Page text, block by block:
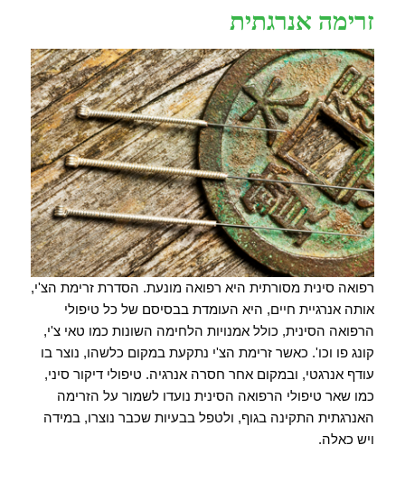
זרימה אנרגתית
רפואה סינית מסורתית היא רפואה מונעת. הסדרת זרימת הצ'י,
אותה אנרגיית חיים, היא העומדת בבסיסם של כל טיפולי
הרפואה הסינית, כולל אמנויות הלחימה השונות כמו טאי צ'י,
קונג פו וכו'. כאשר זרימת הצ'י נתקעת במקום כלשהו, נוצר בו
עודף אנרגטי, ובמקום אחר חסרה אנרגיה. טיפולי דיקור סיני,
כמו שאר טיפולי הרפואה הסינית נועדו לשמור על הזרימה
האנרגתית התקינה בגוף, ולטפל בבעיות שכבר נוצרו, במידה
ויש כאלה.